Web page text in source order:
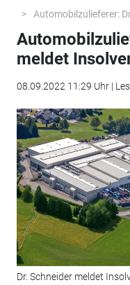
Automobilzulieferer:
meldet
08.09.2022 11:29 Uhr |
Dr. Schneider meldet